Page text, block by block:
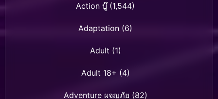
Action บู๊(1,544)
Adaptation (6)
Adult (1)
Adult 18+ (4)
Adventure ผจญภัย (82)